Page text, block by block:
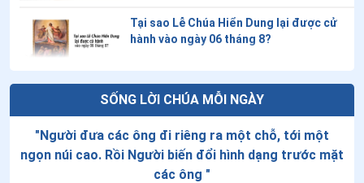
SỐNG LỜI CHÚA MỖI NGÀY
"Người đưa các ông đi riêng ra một chỗ, tới một
ngọn núi cao. Rồi Người biến đổi hình dạng trước mặt
các ông "
Tại sao Lễ Chúa Hiển Dung lại được cử
hành vào ngày 06 tháng 8?
ADN của Khăn liệm thành Turin: Những
phủ thân xác Chúa Giêsu được công bố
trên một tạp chí khoa học
Thứ Tư tuần XVIII thường niên